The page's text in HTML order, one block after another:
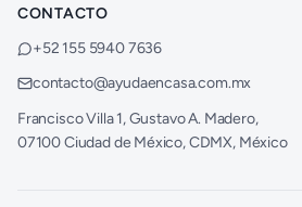
CONTACTO
+52 155 5940 7636
contacto@ayudaencasa.com.mx
Francisco Villa 1, Gustavo A. Madero,
07100 Ciudad de México, CDMX, México